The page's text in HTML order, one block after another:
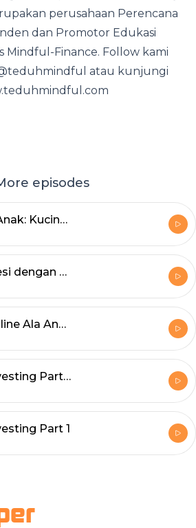
perusahaan Perencana
dan Promotor Edukasi
Mindful-Finance. Follow kami
atau kunjungi
episodes
Dongeng Anak: Kucing dan Bantal Biru
Siaga Resesi dengan Dana Darurat
Belanja Online Ala Anak 5 Tahun
Mindful Investing Part 2
Part 1